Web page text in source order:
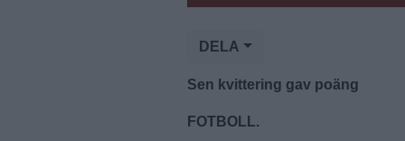
DELA
Sen kvittering gav poäng
FOTBOLL.